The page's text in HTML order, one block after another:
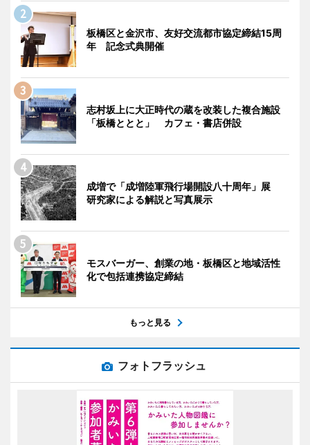
板橋区と金沢市、友好交流都市協定締結15周
年 記念式典開催
志村坂上に大正時代の蔵を改装した複合施設
「板橋ととと」 カフェ・書店併設
成増で「成増陸軍飛行場開設八十周年」展
研究家による解説と写真展示
モスバーガー、創業の地・板橋区と地域活性
化で包括連携協定締結
もっと見る
フォトフラッシュ